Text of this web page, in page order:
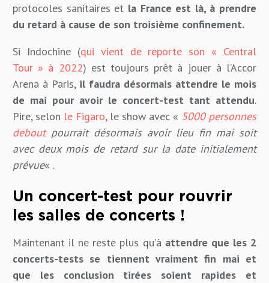
protocoles sanitaires et la France est là, à prendre
du retard à cause de son troisième confinement.
Si Indochine (qui vient de reporte son « Central
Tour » à 2022) est toujours prêt à jouer à l’Accor
Arena à Paris, il faudra désormais attendre le mois
de mai pour avoir le concert-test tant attendu.
Pire, selon le Figaro, le show avec « 5000 personnes
deboutpourrait désormais avoir lieu fin mai soit
avec deux mois de retard sur la date initialement
prévue« .
Un concert-test pour rouvrir
les salles de concerts !
Maintenant il ne reste plus qu’à attendre que les 2
concerts-tests se tiennent vraiment fin mai et
que les conclusion tirées soient rapides et